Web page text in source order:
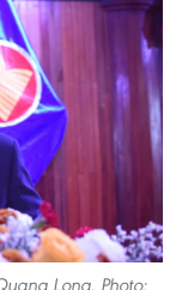
Long. Photo: